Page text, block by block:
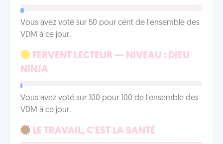
Vous avez voté sur 50 pour cent de l'ensemble des
VDM à ce jour.
FERVENT LECTEUR — NIVEAU : DIEU
NINJA
Vous avez voté sur 100 pour 100 de l'ensemble des
VDM à ce jour.
LE TRAVAIL, C'EST LA SANTÉ